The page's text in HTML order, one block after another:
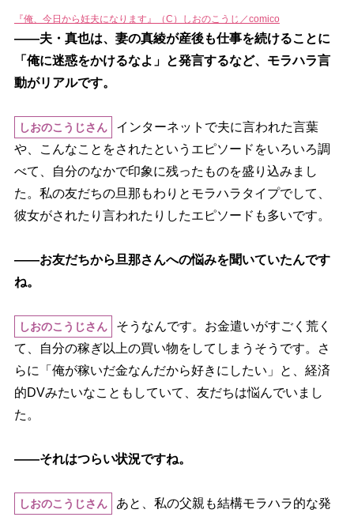
『俺、今日から妊夫になります』（C）しおのこうじ／comico
――夫・真也は、妻の真綾が産後も仕事を続けることに
「俺に迷惑をかけるなよ」と発言するなど、モラハラ言
動がリアルです。
しおのこうじさん
インターネットで夫に言われた言葉
、こんなことをされたというエピソードをいろいろ調
べて、自分のなかで印象に残ったものを盛り込みまし
た。私の友だちの旦那もわりとモラハラタイプでして、
彼女がされたり言われたりしたエピソードも多いです。
――お友だちから旦那さんへの悩みを聞いていたんです
ね。
しおのこうじさん
そうなんです。お金遣いがすごく荒く
て、自分の稼ぎ以上の買い物をしてしまうそうです。さ
らに「俺が稼いだ金なんだから好きにしたい」と、経済
的DVみたいなこともしていて、友だちは悩んでいまし
た。
――それはつらい状況ですね。
しおのこうじさん
あと、私の父親も結構モラハラ的な発